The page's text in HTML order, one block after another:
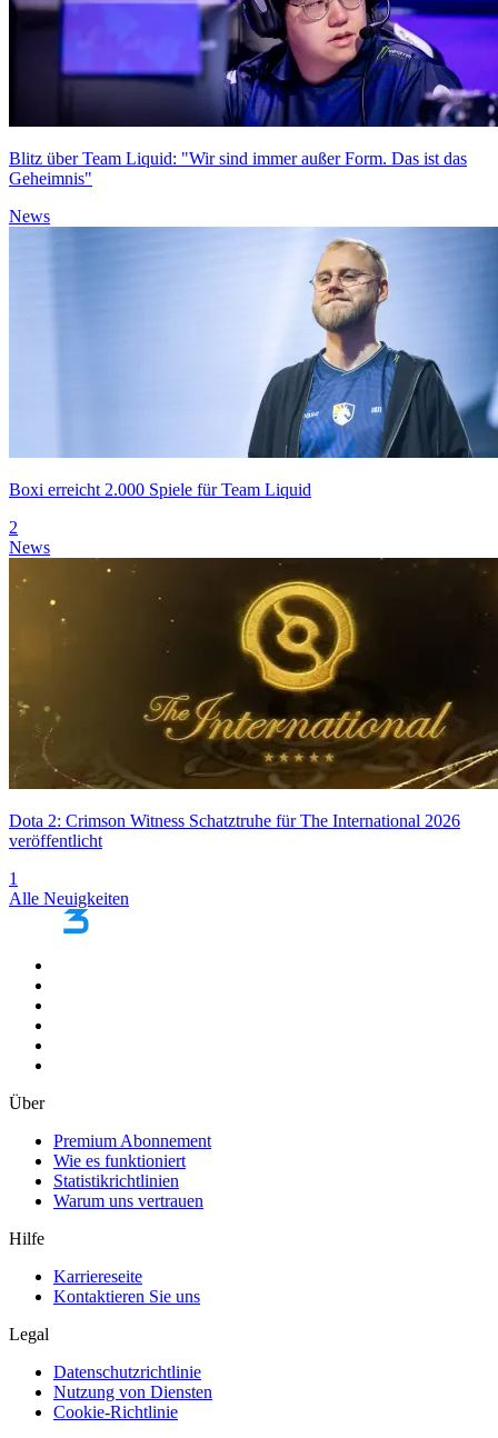
Blitz über Team Liquid: "Wir sind immer außer Form. Das ist das
Geheimnis"
News
Boxi erreicht 2.000 Spiele für Team Liquid
2
News
Dota 2: Crimson Witness Schatztruhe für The International 2026
veröffentlicht
1
Alle Neuigkeiten
Über
Premium Abonnement
Wie es funktioniert
Statistikrichtlinien
Warum uns vertrauen
Hilfe
Karriereseite
Kontaktieren Sie uns
Legal
Datenschutzrichtlinie
Nutzung von Diensten
Cookie-Richtlinie